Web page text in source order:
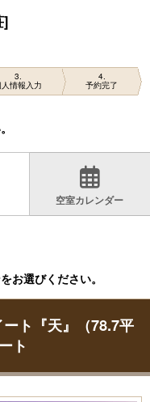
]
3
情報入力
4
予約完了
空室カレンダー
お選びください。
ト『天』（78.7平
ト